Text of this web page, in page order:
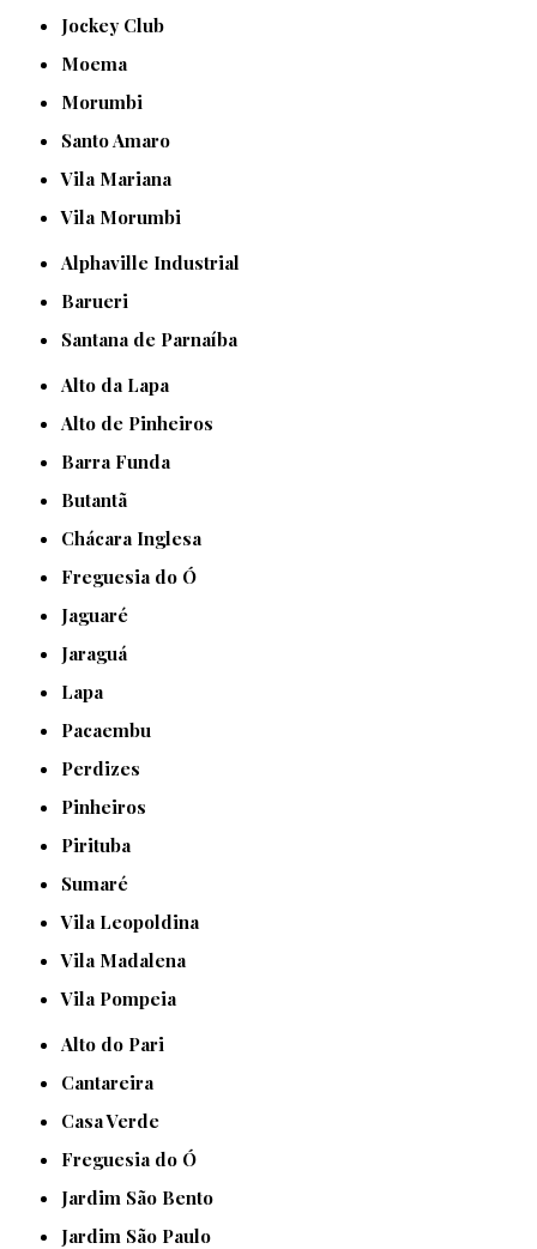
Jockey Club
Moema
Morumbi
Santo Amaro
Vila Mariana
Vila Morumbi
Alphaville Industrial
Barueri
Santana de Parnaíba
Alto da Lapa
Alto de Pinheiros
Barra Funda
Butantã
Chácara Inglesa
Freguesia do Ó
Jaguaré
Jaraguá
Lapa
Pacaembu
Perdizes
Pinheiros
Pirituba
Sumaré
Vila Leopoldina
Vila Madalena
Vila Pompeia
Alto do Pari
Cantareira
Casa Verde
Freguesia do Ó
Jardim São Bento
Jardim São Paulo